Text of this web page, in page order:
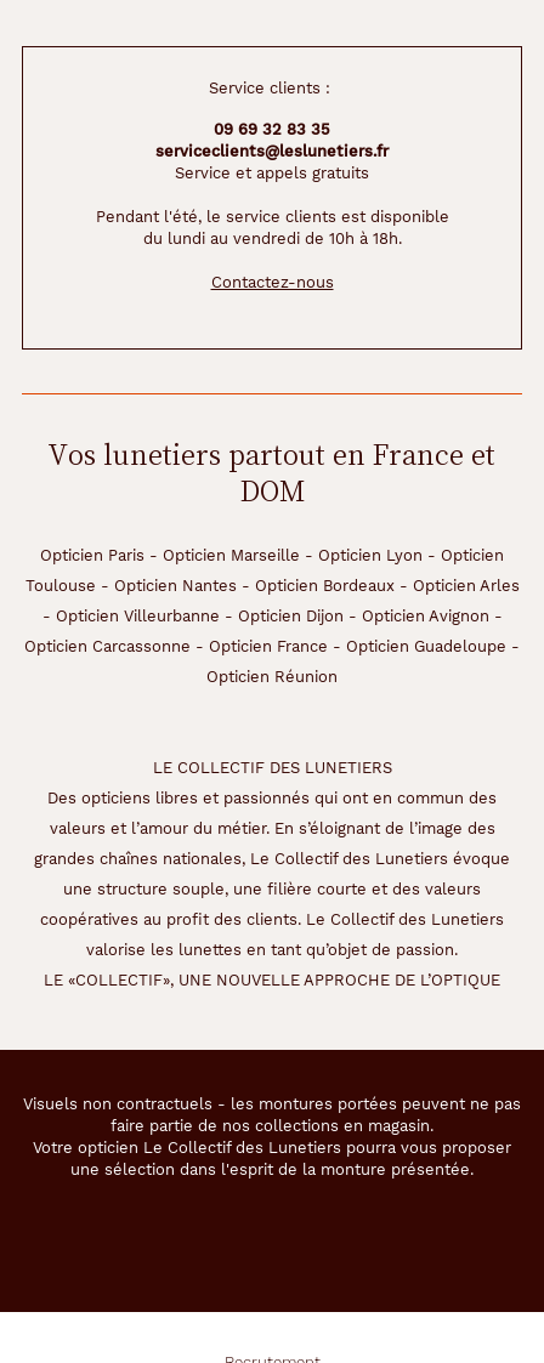
Service clients :
09 69 32 83 35
serviceclients@leslunetiers.fr
Service et appels gratuits
Pendant l'été, le service clients est disponible
du lundi au vendredi de 10h à 18h.
Contactez-nous
Vos lunetiers partout en France et
DOM
Opticien Paris - Opticien Marseille - Opticien Lyon - Opticien
Toulouse - Opticien Nantes - Opticien Bordeaux- Opticien Arles
- Opticien Villeurbanne - Opticien Dijon - Opticien Avignon -
Opticien Carcassonne - Opticien France - Opticien Guadeloupe -
Opticien Réunion
LE COLLECTIF DES LUNETIERS
Des opticiens libres et passionnés qui ont en commun des
valeurs et l’amour du métier. En s’éloignant de l’image des
grandes chaînes nationales, Le Collectif des Lunetiers évoque
une structure souple, une filière courte et des valeurs
coopératives au profit des clients. Le Collectif des Lunetiers
valorise les lunettes en tant qu’objet de passion.
LE «COLLECTIF», UNE NOUVELLE APPROCHE DE L’OPTIQUE
Visuels non contractuels - les montures portées peuvent ne pas
faire partie de nos collections en magasin.
Votre opticien Le Collectif des Lunetiers pourra vous proposer
une sélection dans l'esprit de la monture présentée.